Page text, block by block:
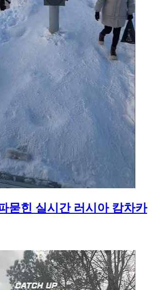
묻힌 실시간 러시아 캄차카